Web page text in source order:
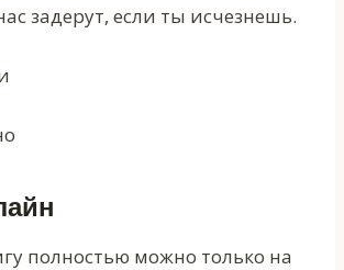
задерут, если ты исчезнешь.
полностью можно только на